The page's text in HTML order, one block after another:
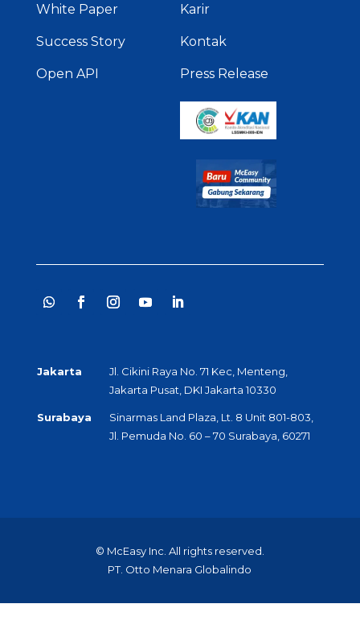
White Paper
Success Story
Open API
Karir
Kontak
Press Release
Jakarta
Jl. Cikini Raya No. 71 Kec, Menteng,
Jakarta Pusat, DKI Jakarta 10330
Surabaya
Sinarmas Land Plaza, Lt. 8 Unit 801-803,
Jl. Pemuda No. 60 – 70 Surabaya, 60271
© McEasy Inc. All rights reserved.
PT. Otto Menara Globalindo